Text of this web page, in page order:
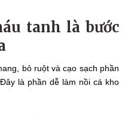
tanh là bước
bỏ ruột và cạo sạch phần
là phần dễ làm nồi cá kho